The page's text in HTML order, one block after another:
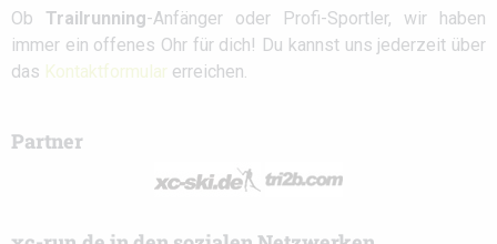
Ob Trailrunning-Anfänger oder Profi-Sportler, wir haben
immer ein offenes Ohr für dich! Du kannst uns jederzeit über
das Kontaktformular erreichen.
Partner